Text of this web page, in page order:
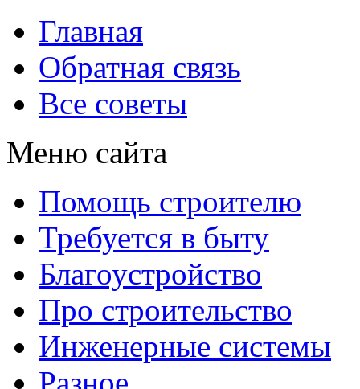
Главная
Обратная связь
Все советы
Меню сайта
Помощь строителю
Требуется в быту
Благоустройство
Про строительство
Инженерные системы